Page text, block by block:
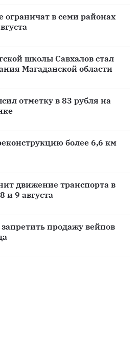
в семи районах
школы Савхалов стал
Магаданской области
отметку в 83 рубля на
более 6,6 км
движение транспорта в
и 9 августа
продажу вейпов